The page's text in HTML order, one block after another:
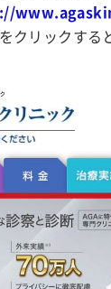
クリックする